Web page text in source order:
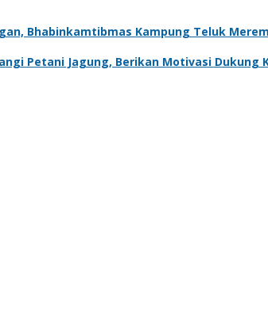
Bhabinkamtibmas Kampung Teluk
Petani Jagung, Berikan Motivasi Dukung